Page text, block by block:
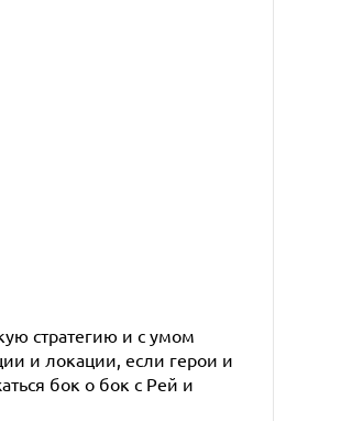
стратегию и с умом
и локации, если герои и
бок о бок с Рей и